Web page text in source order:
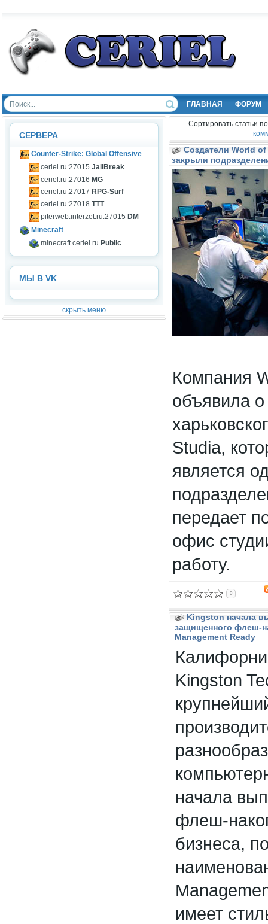
ГЛАВНАЯ ФОРУМ
СЕРВЕРА
Counter-Strike: Global Offensive
ceriel.ru:27015 JailBreak
ceriel.ru:27016 MG
ceriel.ru:27017 RPG-Surf
ceriel.ru:27018 TTT
piterweb.interzet.ru:27015 DM
Minecraft
minecraft.ceriel.ru Public
МЫ В VK
скрыть меню
Сортировать статьи
Создатели World of
закрыли
Компания
объявила
Studia,
является
передает
офис
работу.
0
Kingston начала
защищенного флеш-
Management Ready
Kingston
начала
флеш-
бизнеса,
имеет